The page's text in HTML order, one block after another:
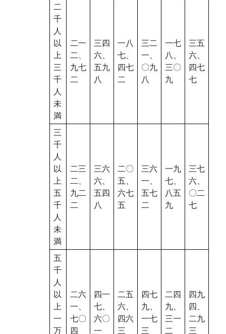
二
千
人
以
上
三
千
人
未
満
二一
二、
九七
二
三四
六、
五九
八
一八
七、
四七
二
三二
一、
〇九
八
一七
八、
三〇
九
三五
六、
四七
七
三
千
人
以
上
五
千
人
未
満
二三
二、
九二
二
三六
六、
五四
八
二〇
五、
六七
五
三六
一、
五七
二
一九
七、
八五
九
三七
六、
〇二
七
五
千
人
以
上
一
万
二六
一、
七〇
四
四一
七、
六〇
一
二五
六、
四六
三
四七
九、
一七
三
二四
九、
三一
二
四九
四、
二九
三